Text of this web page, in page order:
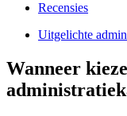
Recensies
Uitgelichte
Wanneer